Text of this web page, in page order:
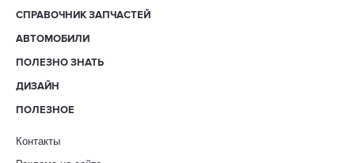
СПРАВОЧНИК ЗАПЧАСТЕЙ
АВТОМОБИЛИ
ПОЛЕЗНО ЗНАТЬ
ДИЗАЙН
ПОЛЕЗНОЕ
Контакты